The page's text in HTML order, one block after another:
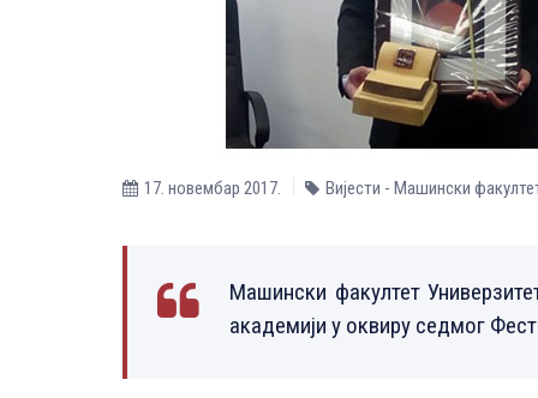
17. новембар 2017. Вијести - Машински
Машински факултет
академији у оквиру седмог